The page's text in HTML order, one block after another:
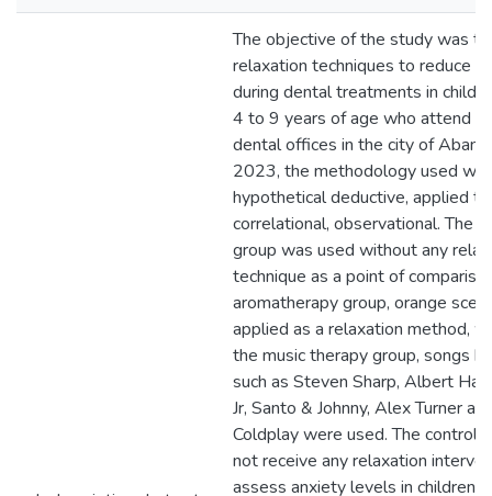
The objective of the study was
relaxation techniques to reduce
during dental treatments in
4 to 9 years of age who attend
dental offices in the city of
2023, the methodology used
hypothetical deductive, applied
correlational, observational. The
group was used without any
technique as a point of
aromatherapy group, orange
applied as a relaxation method,
the music therapy group, songs
such as Steven Sharp, Albert
Jr, Santo & Johnny, Alex Turner
Coldplay were used. The control
not receive any relaxation
assess anxiety levels in children,